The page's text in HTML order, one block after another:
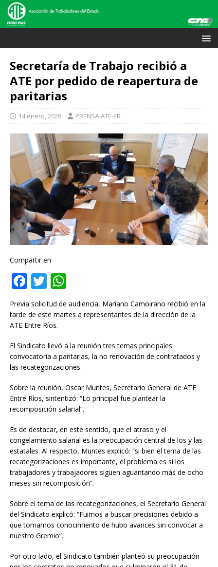
Secretaría de Trabajo recibió a
ATE por pedido de reapertura de
paritarias
14 enero, 2026 PRENSA-ATE-ER
Compartir en
F
c
e
b
o
o
k
T
w
it
te
r
at
A
p
p
Previa solicitud de audiencia, Mariano Camoirano recibió en la
tarde de este martes a representantes de la dirección de la
ATE Entre Ríos.
El Sindicato llevó a la reunión tres temas principales:
convocatoria a paritarias, la no renovación de contratados y
las recategorizaciones.
Sobre la reunión, Oscar Muntes, Secretario General de ATE
Entre Ríos, sintentizó: “Lo principal fue plantear la
recomposición salarial”.
Es de destacar, en este sentido, que el atraso y el
congelamiento salarial es la preocupación central de los y las
estatales. Al respecto, Muntes explicó: “si bien el tema de las
recategorizaciones es importante, el problema es si los
trabajadores y trabajadores siguen aguantando más de ocho
meses sin recomposición”.
Sobre el tema de las recategorizaciones, el Secretario General
del Sindicato explicó: “Fuimos a buscar precisiones debido a
que tomamos conocimiento de hubo avances sin convocar a
nuestro Gremio”.
Por otro lado, el Sindicato también planteó su preocupación